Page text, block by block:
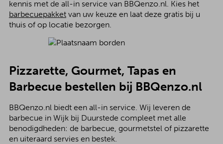
kennis met de all-in service van BBQenzo.nl. Kies het
barbecuepakketvan uw keuze en laat deze gratis bij u
thuis of op locatie bezorgen.
Pizzarette, Gourmet, Tapas en
Barbecue bestellen bij BBQenzo.nl
BBQenzo.nl biedt een all-in service. Wij leveren de
barbecue in Wijk bij Duurstede compleet met alle
benodigdheden: de barbecue, gourmetstel of pizzarette
en uiteraard servies en bestek.